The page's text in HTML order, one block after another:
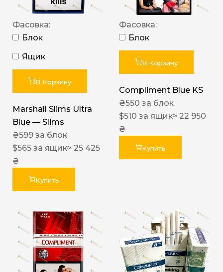
Фасовка:
Блок
Ящик
В Корзину
Marshall Slims Ultra
Blue — Slims
₴599 за блок
$565 за ящик≈ 25 425
₴
Купить
Фасовка:
Блок
В Корзину
Compliment Blue KS
₴550 за блок
$510 за ящик≈ 22 950
₴
Купить